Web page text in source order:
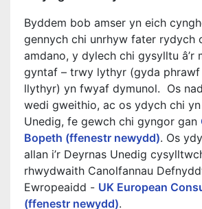
Byddem bob amser yn eich
gennych chi unrhyw fater rydych
amdano, y dylech chi gysylltu â’r
gyntaf – trwy lythyr (gyda phrawf
llythyr) yn fwyaf dymunol. Os
wedi gweithio, ac os ydych chi
Unedig, fe gewch chi gyngor gan
Bopeth (ffenestr newydd). Os
allan i’r Deyrnas Unedig
rhwydwaith Canolfannau
Ewropeaidd - UK European
(ffenestr newydd).